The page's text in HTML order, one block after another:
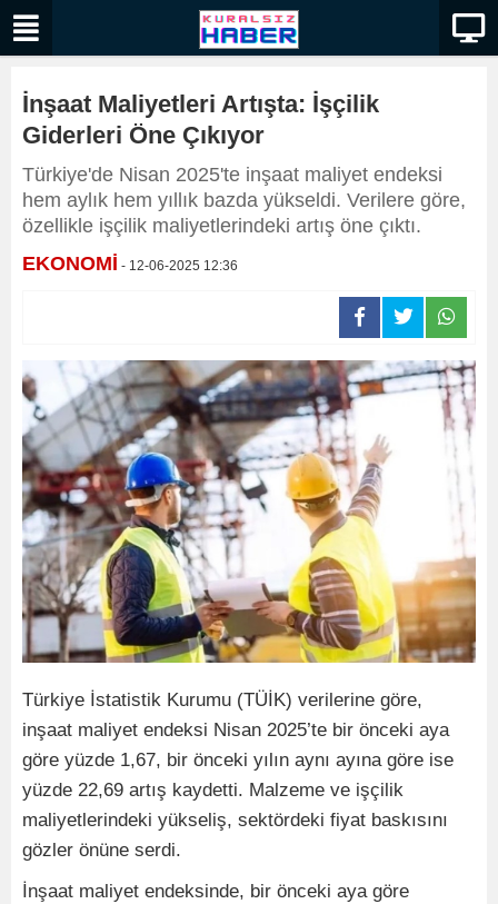
İnşaat Maliyetleri Artışta: İşçilik
Giderleri Öne Çıkıyor
Türkiye'de Nisan 2025'te inşaat maliyet endeksi
hem aylık hem yıllık bazda yükseldi. Verilere göre,
özellikle işçilik maliyetlerindeki artış öne çıktı.
EKONOMİ - 12-06-2025 12:36
Türkiye İstatistik Kurumu (TÜİK) verilerine göre,
inşaat maliyet endeksi Nisan 2025’te bir önceki aya
göre yüzde 1,67, bir önceki yılın aynı ayına göre ise
yüzde 22,69 artış kaydetti. Malzeme ve işçilik
maliyetlerindeki yükseliş, sektördeki fiyat baskısını
gözler önüne serdi.
İnşaat maliyet endeksinde, bir önceki aya göre